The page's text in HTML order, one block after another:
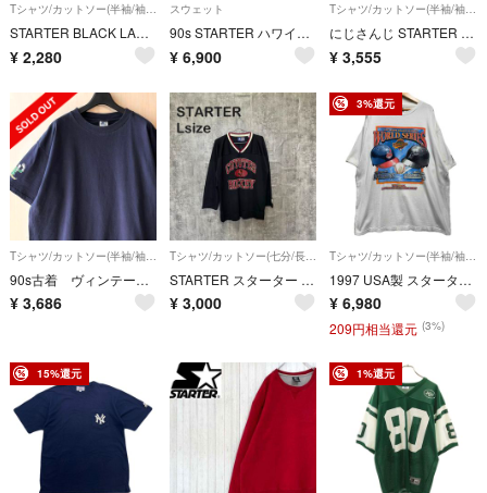
Tシャツ/カットソー(半袖/袖なし)
STARTER BLACK LABEL ボックスロゴ Tシャツ ブラック M相当
¥ 2,280
スウェット
90s STARTER ハワイ大学ロゴ スウェットトレーナー メンズXXLサイズ
¥ 6,900
Tシャツ/カットソー(半袖/袖なし)
にじさんじ STARTER コラボ Tシャツ ローレン・イロアス
¥ 3,555
90s古着 ヴィンテージ スターター ロゴTシャツ ノートルダム大学アイリッシュ
¥ 3,686
STARTER スターター L NHL COYOTES HOCKEY ホッケー
¥ 3,000
3%還元
1997 USA製 スターター MLB ワールドシリーズTシャツ メンズL
¥ 6,980
209円相当還元 (3%)
15%還元 1%還元